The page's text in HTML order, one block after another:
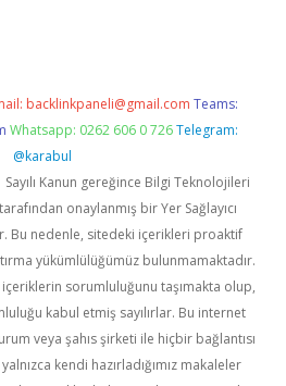
backlinkpaneli@gmail.com Teams:
Whatsapp: 0262 606 0 726 Telegram:
@karabul
Sayılı Kanun gereğince Bilgi Teknolojileri
onaylanmış bir Yer Sağlayıcı
Bu nedenle, sitedeki içerikleri proaktif
yükümlülüğümüz bulunmamaktadır.
içeriklerin sorumluluğunu taşımakta olup,
kabul etmiş sayılırlar. Bu internet
veya şahıs şirketi ile hiçbir bağlantısı
kendi hazırladığımız makaleler